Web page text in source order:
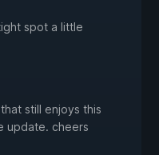
spot a little
still enjoys this
update. cheers